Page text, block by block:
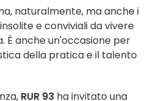
naturalmente, ma anche i
e conviviali da vivere
È anche un'occasione per
della pratica e il talento
RUR 93 ha invitato una